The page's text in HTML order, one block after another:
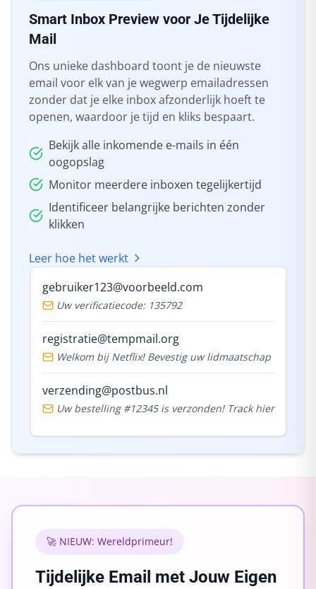
Smart Inbox Preview voor Je Tijdelijke
Mail
Ons unieke dashboard toont je de nieuwste
email voor elk van je wegwerp emailadressen
zonder dat je elke inbox afzonderlijk hoeft te
openen, waardoor je tijd en kliks bespaart.
Bekijk alle inkomende e-mails in één
oogopslag
Monitor meerdere inboxen tegelijkertijd
Identificeer belangrijke berichten zonder
klikken
Leer hoe het werkt
gebruiker123@voorbeeld.com
Uw verificatiecode: 135792
registratie@tempmail.org
Welkom bij Netflix! Bevestig uw lidmaatschap
verzending@postbus.nl
Uw bestelling #12345 is verzonden! Track hier
🚀 NIEUW: Wereldprimeur!
Tijdelijke Email met Jouw Eigen